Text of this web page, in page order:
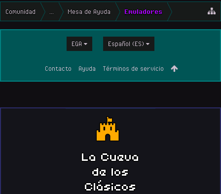
Comunidad Mesa de Ayuda Emuladores
EGA Español (ES)
Contacto Ayuda Términos de servicio
La Cueva
de los
Clásicos